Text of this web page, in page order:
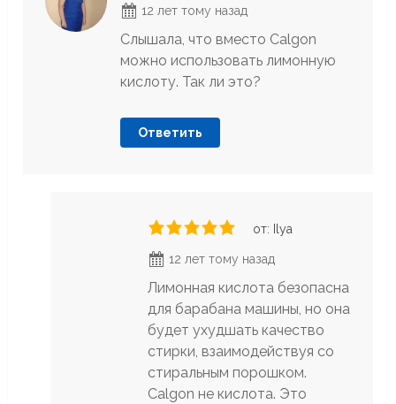
12 лет тому назад
Слышала, что вместо Calgon
можно использовать лимонную
кислоту. Так ли это?
Ответить
от: Ilya
12 лет тому назад
Лимонная кислота безопасна
для барабана машины, но она
будет ухудшать качество
стирки, взаимодействуя со
стиральным порошком.
Calgon не кислота. Это